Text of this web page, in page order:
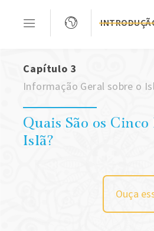
Capítulo 3
Informação Geral sobre o
Quais São os
Islã?
Ouça